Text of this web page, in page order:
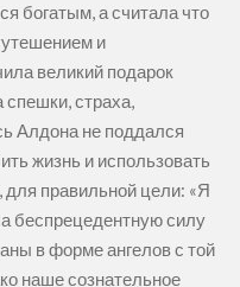
богатым, а считала что
и
великий подарок
страха,
Алдона не поддался
жизнь и использовать
правильной цели: «Я
беспрецедентную силу
в форме ангелов с той
наше сознательное